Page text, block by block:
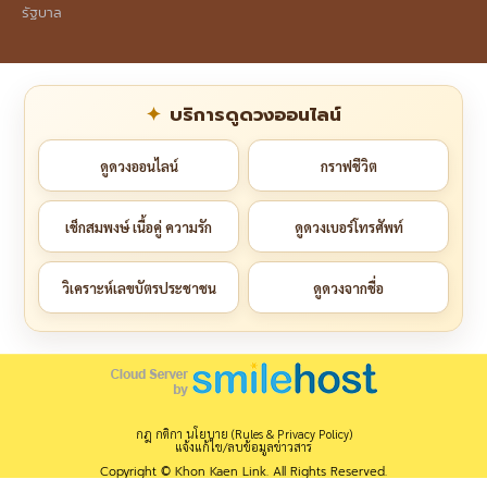
รัฐบาล
บริการดูดวงออนไลน์
ดูดวงออนไลน์ กราฟชีวิต
เช็กสมพงษ์ เนื้อคู่ ความรัก ดูดวงเบอร์โทรศัพท์
วิเคราะห์เลขบัตรประชาชน ดูดวงจากชื่อ
กฎ กติกา นโยบาย (Rules & Privacy Policy)
แจ้งแก้ไข/ลบข้อมูลข่าวสาร
Copyright © Khon Kaen Link. All Rights Reserved.